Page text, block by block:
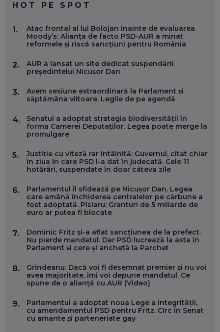
FOLOSEȘTI TEHNOLOGIA CA SĂ FII MAI BUN LA JOB. ȘI CUM
SE VA SCHIMBA MUNCA, ÎN URMĂTORII ANI
EP. 58
MARIUS PAȘCULEA, COFONDATOR AL KULTH: CUM
CĂTRE ARTĂ, LA NIVEL GLOBAL
EP. 57
ANDREI AVĂDANEI, BIT SENTINEL: CUM ÎȚI PROTEJEZI
EFICIENT VIAȚA ONLINE. ȘI CARE SUNT PRIMII PAȘI ÎNTR-O
CARIERĂ DE „HACKER CU PERMIS”
EP. 55
WASHINGTON, OCHELARI INTELIGENȚI ȘI FERME
VERTICALE FĂRĂ PĂMÂNT
EP. 54
VALENTIN VANCEA, CEO AL PATRIA BANK: AUTOMATIZĂM
PROCESE, DAR CE FACEM CÂND PICĂ BAZA DE DATE, LA
INSTITUȚIILE STATULUI?
VOICU OPREAN (AROBS): CUM CONSTRUIEȘTI O COMPANIE
HOT PE SPOT
1.
Atac frontal al lui Bolojan înainte de evaluarea
Moody’s: Alianța de facto PSD-AUR a minat
reformele și riscă sancțiuni pentru România
2.
AUR a lansat un site dedicat suspendării
președintelui Nicușor Dan
3.
Avem sesiune extraordinară la Parlament și
săptămâna viitoare. Legile de pe agendă
4.
Senatul a adoptat strategia biodiversității în
forma Camerei Deputaților. Legea poate merge la
promulgare
5.
Justiție cu viteză rar întâlnită: Guvernul, citat chiar
în ziua în care PSD l-a dat în judecată. Cele 11
hotărâri, suspendate în doar câteva zile
6.
Parlamentul îl sfidează pe Nicușor Dan. Legea
care amână închiderea centralelor pe cărbune a
fost adoptată. Pîslaru: Granturi de 5 miliarde de
euro ar putea fi blocate
7.
Dominic Fritz și-a aflat sancțiunea de la prefect.
Nu pierde mandatul. Dar PSD lucrează la asta în
Parlament și cere și anchetă la Parchet
8.
Grindeanu: Dacă voi fi desemnat premier și nu voi
avea majoritate, îmi voi depune mandatul. Ce
spune de o alianță cu AUR (Video)
9.
Parlamentul a adoptat noua Lege a integrității,
cu amendamentul PSD pentru Fritz. Circ în Senat
cu amante și parteneriate gay